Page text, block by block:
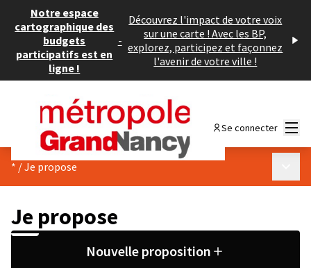
Notre espace
cartographique des
budgets
participatifs est en
ligne !
-
Découvrez l'impact de votre voix
sur une carte ! Avec les BP,
explorez, participez et façonnez
l'avenir de votre ville !
Se connecter
* /Je propose
Je propose
Nouvelle proposition